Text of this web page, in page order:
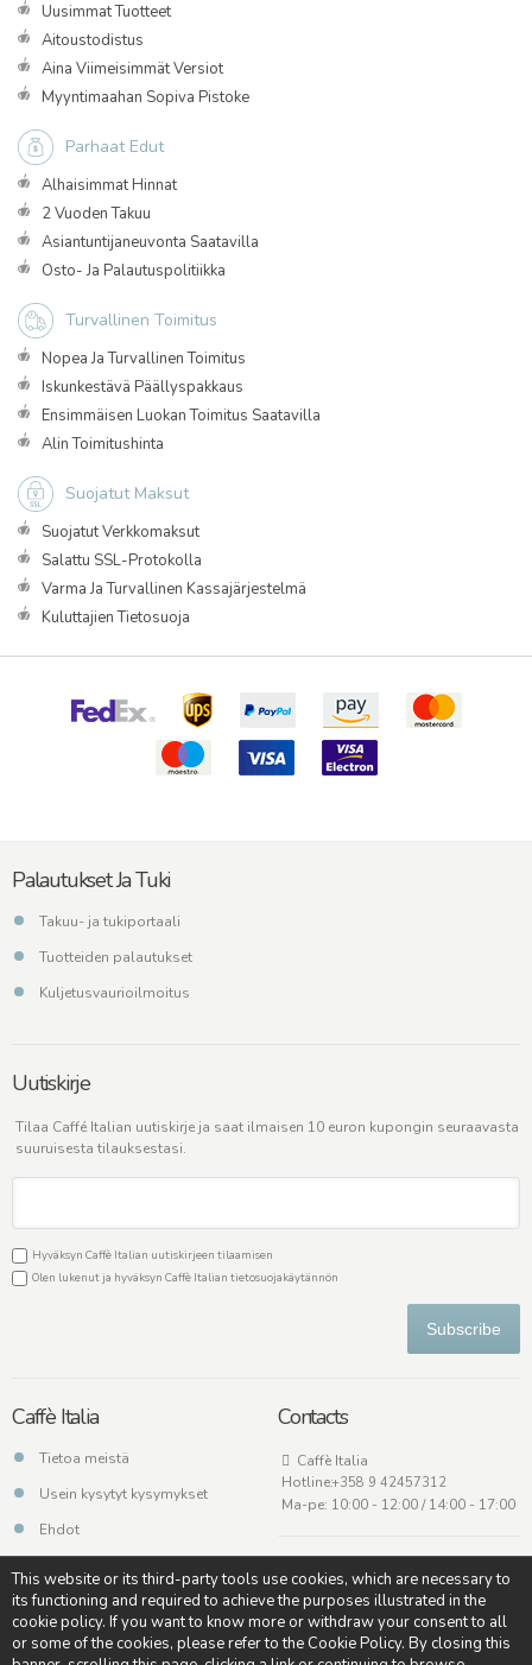
Uusimmat Tuotteet
Aitoustodistus
Aina Viimeisimmät Versiot
Myyntimaahan Sopiva Pistoke
Parhaat Edut
Alhaisimmat Hinnat
2 Vuoden Takuu
Asiantuntijaneuvonta Saatavilla
Osto- Ja Palautuspolitiikka
Turvallinen Toimitus
Nopea Ja Turvallinen Toimitus
Iskunkestävä Päällyspakkaus
Ensimmäisen Luokan Toimitus Saatavilla
Alin Toimitushinta
Suojatut Maksut
Suojatut Verkkomaksut
Salattu SSL-Protokolla
Varma Ja Turvallinen Kassajärjestelmä
Kuluttajien Tietosuoja
Palautukset Ja Tuki
Takuu- ja tukiportaali
Tuotteiden palautukset
Kuljetusvaurioilmoitus
Uutiskirje
Tilaa Caffé Italian uutiskirje ja saat ilmaisen 10 euron kupongin seuraavasta
suuruisesta tilauksestasi.
Hyväksyn Caffè Italian uutiskirjeen tilaamisen
Olen lukenut ja hyväksyn Caffè Italian tietosuojakäytännön
Subscribe
Caffè Italia
Tietoa meistä
Usein kysytyt kysymykset
Ehdot
Contacts
Caffè Italia
Hotline:+358 9 42457312
Ma-pe: 10:00 - 12:00 / 14:00 - 17:00
This website or its third-party tools use cookies, which are necessary to
its functioning and required to achieve the purposes illustrated in the
cookie policy. If you want to know more or withdraw your consent to all
or some of the cookies, please refer to the Cookie Policy. By closing this